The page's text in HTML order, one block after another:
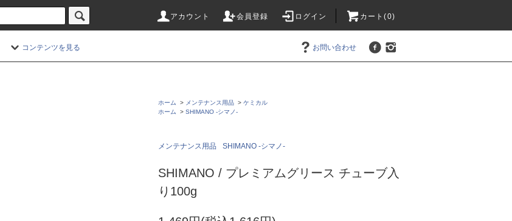
アカウント 会員登録 ログイン カート(0)
コンテンツを見る お問い合わせ
ホーム > メンテナンス用品 > ケミカル
ホーム
> SHIMANO -シマノ-
メンテナンス用品 SHIMANO -シマノ-
SHIMANO / プレミアムグリース チューブ入
り100g